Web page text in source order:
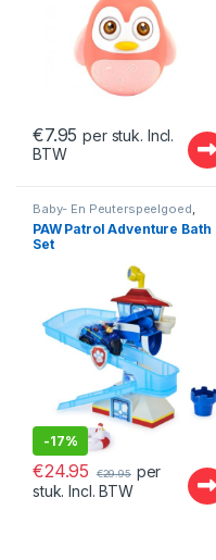
€7.95 per stuk. Incl.
BTW
Baby- En Peuterspeelgoed,
Badspeelgoed , Paw Patrol Paw
Speelsets
PAW Patrol Adventure Bath
Set
-17%
€24.95 €29.95 per
stuk. Incl. BTW